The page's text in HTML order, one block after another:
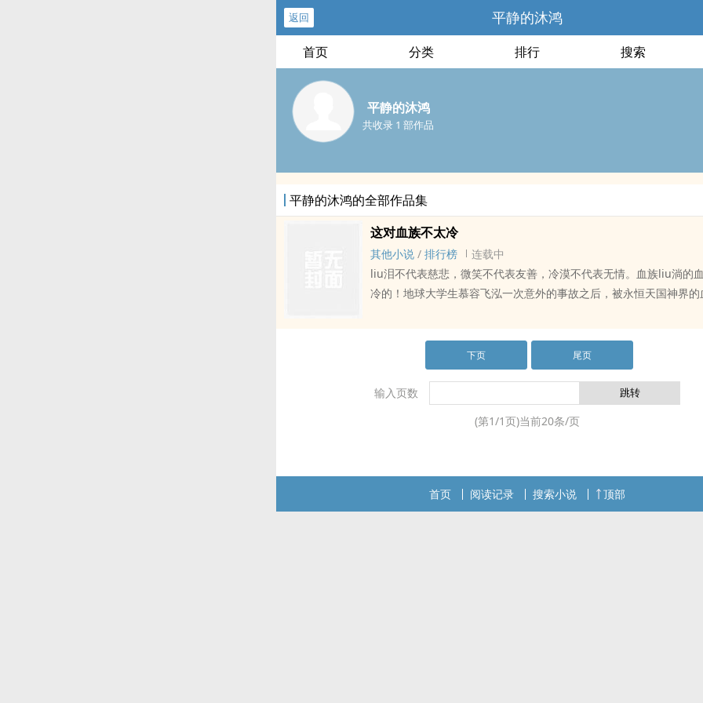
返回 平静的沐鸿
首页 分类 排行 搜索
平静的沐鸿
共收录 1 部作品
平静的沐鸿的全部作品集
这对血族不太冷
其他小说 / 排行榜
连载中
liu泪不代表慈悲，微笑不代表友善，冷漠不代表无情。血族liu淌的
冷的！地球大学生慕容飞泓一次意外的事故之后，被永恒天国神界的
段凡世间诸侯争霸和神界诸神之战的漫长历程……夜降临，化shen异
士的慕容飞泓和叶赫霜花等青年俊杰，演绎了一幕幕浪漫、激情、re
下页 尾页
输入页数
(第1/1页)当前20条/页
首页 阅读记录 搜索小说 顶部